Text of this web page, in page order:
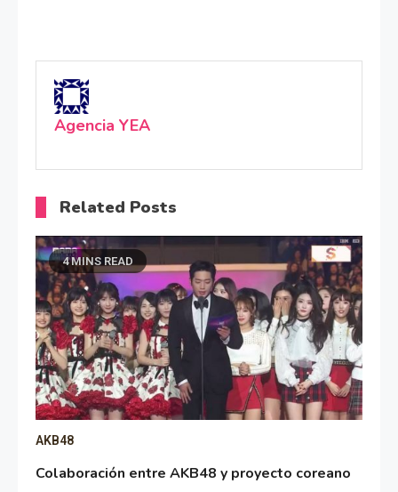
Agencia YEA
Related Posts
4 MINS READ
AKB48
Colaboración entre AKB48 y proyecto coreano